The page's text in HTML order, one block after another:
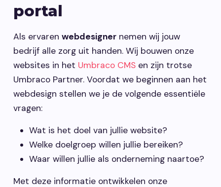
portal
Als ervaren webdesigner nemen wij jouw
bedrijf alle zorg uit handen. Wij bouwen onze
websites in het Umbraco CMS en zijn trotse
Umbraco Partner. Voordat we beginnen aan het
webdesign stellen we je de volgende essentiële
vragen:
Wat is het doel van jullie website?
Welke doelgroep willen jullie bereiken?
Waar willen jullie als onderneming naartoe?
Met deze informatie ontwikkelen onze